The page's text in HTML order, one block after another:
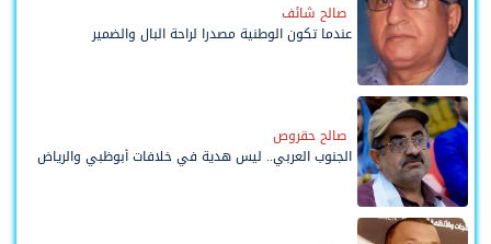
صالح شائف
عندما تكون الوطنية مصدرا لراحة البال والضمير
صالح حقروص
الجنوب العربي.. ليس هدية في خلافات أبوظبي والرياض